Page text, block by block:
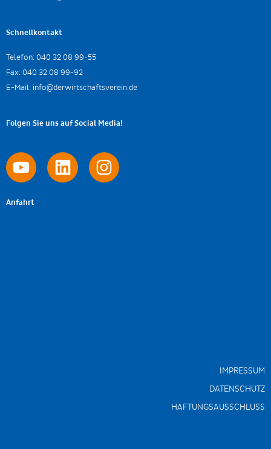
Schnellkontakt
Telefon: 040 32 08 99-55
Fax: 040 32 08 99-92
E-Mail: info@derwirtschaftsverein.de
Folgen Sie uns auf Social Media!
Anfahrt
IMPRESSUM
DATENSCHUTZ
HAFTUNGSAUSSCHLUSS